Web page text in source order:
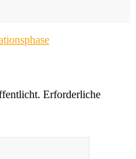
Erforderliche